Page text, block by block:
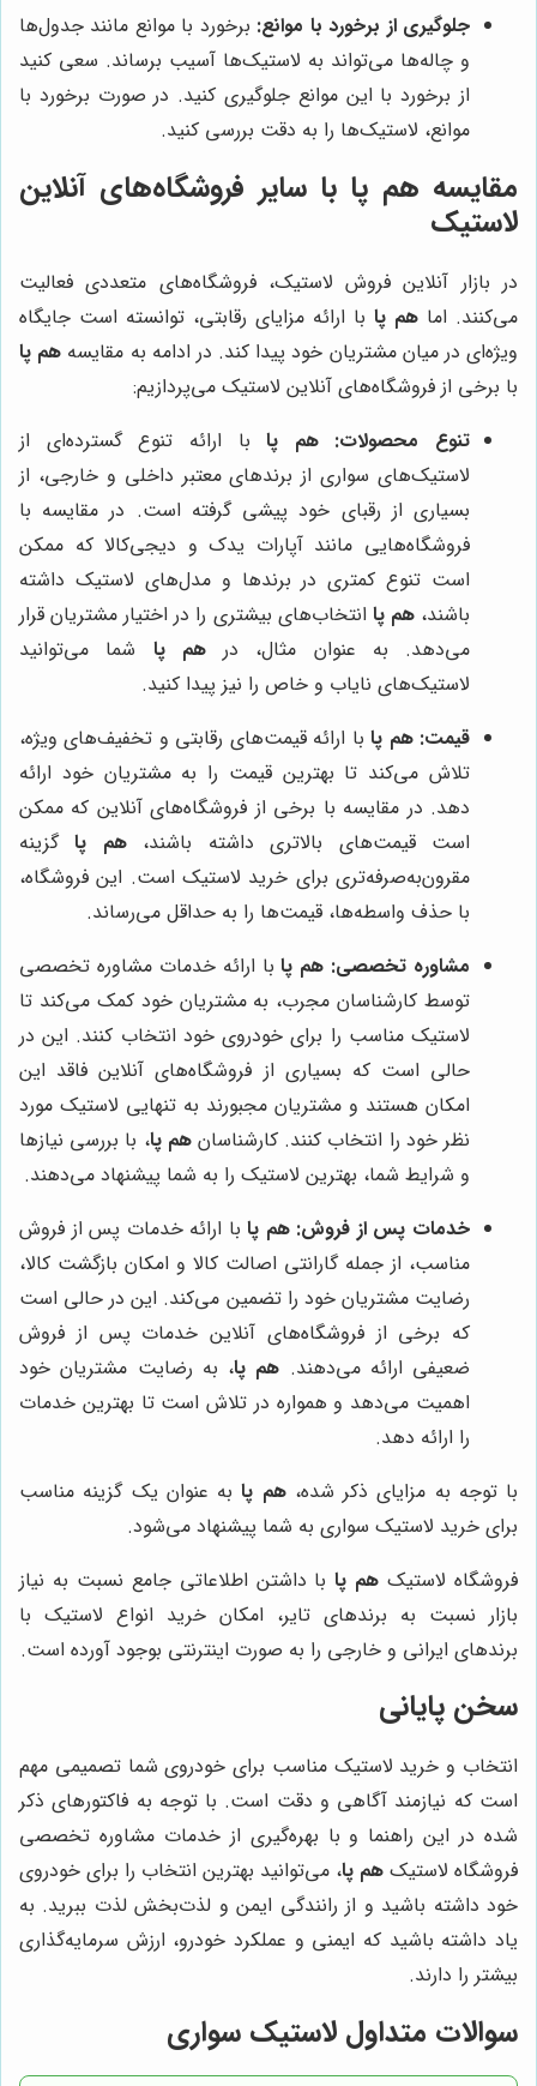
جلوگیری از برخورد با موانع: برخورد با موانع مانند جدول‌ها
و چاله‌ها می‌تواند به لاستیک‌ها آسیب برساند. سعی کنید
از برخورد با این موانع جلوگیری کنید. در صورت برخورد با
موانع، لاستیک‌ها را به دقت بررسی کنید.
مقایسه هم پا با سایر فروشگاه‌های آنلاین
لاستیک
در بازار آنلاین فروش لاستیک، فروشگاه‌های متعددی فعالیت
می‌کنند. اما هم پا با ارائه مزایای رقابتی، توانسته است جایگاه
ویژه‌ای در میان مشتریان خود پیدا کند. در ادامه به مقایسه هم پا
با برخی از فروشگاه‌های آنلاین لاستیک می‌پردازیم:
تنوع محصولات: هم پابا ارائه تنوع گسترده‌ای از
لاستیک‌های سواری از برندهای معتبر داخلی و خارجی، از
بسیاری از رقبای خود پیشی گرفته است. در مقایسه با
فروشگاه‌هایی مانند آپارات یدک و دیجی‌کالا که ممکن
است تنوع کمتری در برندها و مدل‌های لاستیک داشته
باشند،هم پا انتخاب‌های بیشتری را در اختیار مشتریان قرار
می‌دهد. به عنوان مثال، درهم پا شما می‌توانید
لاستیک‌های نایاب و خاص را نیز پیدا کنید.
قیمت: هم پابا ارائه قیمت‌های رقابتی و تخفیف‌های ویژه،
تلاش می‌کند تا بهترین قیمت را به مشتریان خود ارائه
دهد. در مقایسه با برخی از فروشگاه‌های آنلاین که ممکن
است قیمت‌های بالاتری داشته باشند،هم پاگزینه
مقرون‌به‌صرفه‌تری برای خرید لاستیک است. این فروشگاه،
با حذف واسطه‌ها، قیمت‌ها را به حداقل می‌رساند.
مشاوره تخصصی: هم پابا ارائه خدمات مشاوره تخصصی
توسط کارشناسان مجرب، به مشتریان خود کمک می‌کند تا
لاستیک مناسب را برای خودروی خود انتخاب کنند. این در
حالی است که بسیاری از فروشگاه‌های آنلاین فاقد این
امکان هستند و مشتریان مجبورند به تنهایی لاستیک مورد
نظر خود را انتخاب کنند. کارشناسانهم پا، با بررسی نیازها
و شرایط شما، بهترین لاستیک را به شما پیشنهاد می‌دهند.
خدمات پس از فروش: هم پابا ارائه خدمات پس از فروش
مناسب، از جمله گارانتی اصالت کالا و امکان بازگشت کالا،
رضایت مشتریان خود را تضمین می‌کند. این در حالی است
که برخی از فروشگاه‌های آنلاین خدمات پس از فروش
ضعیفی ارائه می‌دهند. هم پا، به رضایت مشتریان خود
اهمیت می‌دهد و همواره در تلاش است تا بهترین خدمات
را ارائه دهد.
با توجه به مزایای ذکر شده،هم پابه عنوان یک گزینه مناسب
برای خرید لاستیک سواری به شما پیشنهاد می‌شود.
فروشگاه لاستیک هم پابا داشتن اطلاعاتی جامع نسبت به نیاز
بازار نسبت به برندهای تایر، امکان خرید انواع لاستیک با
برندهای ایرانی و خارجی را به صورت اینترنتی بوجود آورده است.
سخن پایانی
انتخاب و خرید لاستیک مناسب برای خودروی شما تصمیمی مهم
است که نیازمند آگاهی و دقت است. با توجه به فاکتورهای ذکر
شده در این راهنما و با بهره‌گیری از خدمات مشاوره تخصصی
فروشگاه لاستیک هم پا، می‌توانید بهترین انتخاب را برای خودروی
خود داشته باشید و از رانندگی ایمن و لذت‌بخش لذت ببرید. به
یاد داشته باشید که ایمنی و عملکرد خودرو، ارزش سرمایه‌گذاری
بیشتر را دارند.
سوالات متداول لاستیک سواری